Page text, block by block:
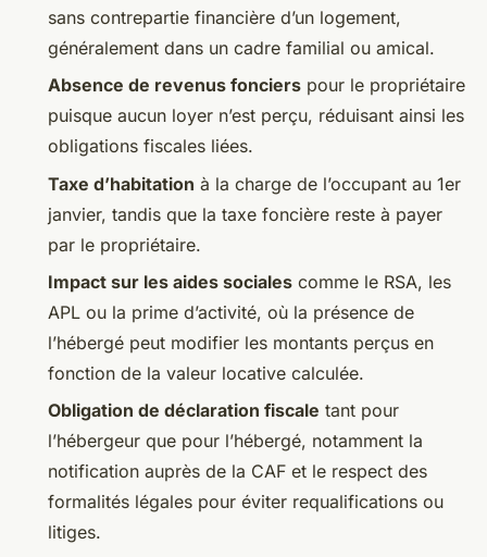
sans contrepartie financière d’un logement,
généralement dans un cadre familial ou amical.
Absence de revenus fonciers pour le propriétaire
puisque aucun loyer n’est perçu, réduisant ainsi les
obligations fiscales liées.
Taxe d’habitation à la charge de l’occupant au 1er
janvier, tandis que la taxe foncière reste à payer
par le propriétaire.
Impact sur les aides sociales comme le RSA, les
APL ou la prime d’activité, où la présence de
l’hébergé peut modifier les montants perçus en
fonction de la valeur locative calculée.
Obligation de déclaration fiscale tant pour
l’hébergeur que pour l’hébergé, notamment la
notification auprès de la CAF et le respect des
formalités légales pour éviter requalifications ou
litiges.